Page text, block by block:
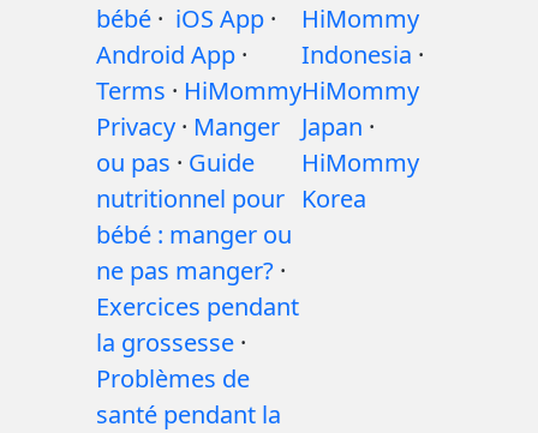
bébé · iOS App ·
Android App ·
Terms · HiMommy
Privacy · Manger
ou pas · Guide
nutritionnel pour
bébé : manger ou
ne pas manger? ·
Exercices pendant
la grossesse ·
Problèmes de
santé pendant la
HiMommy
Indonesia ·
HiMommy
Japan ·
HiMommy
Korea